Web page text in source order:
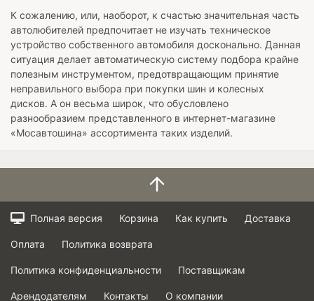
К сожалению, или, наоборот, к счастью значительная часть
автолюбителей предпочитает не изучать техническое
устройство собственного автомобиля досконально. Данная
ситуация делает автоматическую систему подбора крайне
полезным инструментом, предотвращающим принятие
неправильного выбора при покупки шин и колесных
дисков. А он весьма широк, что обусловлено
разнообразием представленного в интернет-магазине
«Мосавтошина» ассортимента таких изделий.
Полная версия Корзина Как купить Доставка
Оплата Политика возврата
Политика конфиденциальности Поставщикам
Арендодателям Контакты О компании